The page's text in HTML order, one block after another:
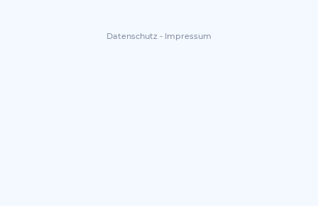
Datenschutz - Impressum